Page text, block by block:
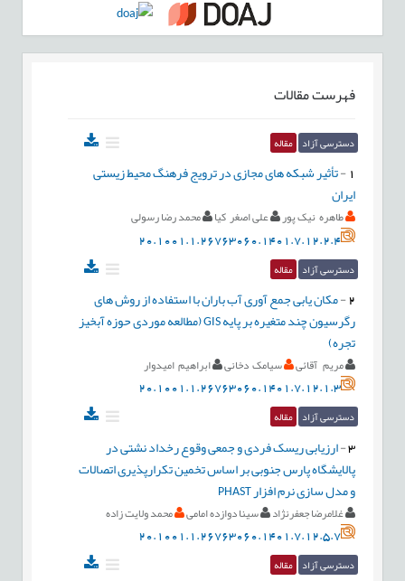
فهرست مقالات
دسترسی آزاد مقاله
-تأثیر شبکه های مجازی در ترویج فرهنگ محیط زیستی
ایران
طاهره نیک پور علی اصغر کیا محمد رضا رسولی
20.1001.1.26763060.1401.7.12.2.4
دسترسی آزاد مقاله
2
-مکان یابی جمع آوری آب باران با استفاده از روش های
رگرسیون چند متغیره بر پایه GIS (مطالعه موردی حوزه آبخیز
تجره)
مریم آقائی سیامک دخانی ابراهیم امیدوار
20.1001.1.26763060.1401.7.12.1.3
دسترسی آزاد مقاله
3
-ارزیابی ریسک فردی و جمعی وقوع رخداد نشتی در
پالایشگاه پارس جنوبی بر اساس تخمین تکرارپذیری اتصالات
و مدل سازی نرم افزار PHAST
غلامرضا جعفرنژاد سینا دوازده امامی محمد ولایت زاده
20.1001.1.26763060.1401.7.12.5.7
دسترسی آزاد مقاله